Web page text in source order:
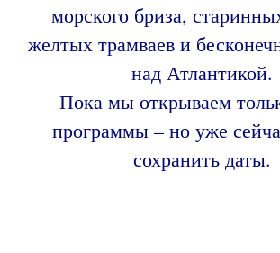
морского бриза,
желтых трамваев и
над Атлантикой.
Пока мы открываем
программы – но уже
сохранить даты.